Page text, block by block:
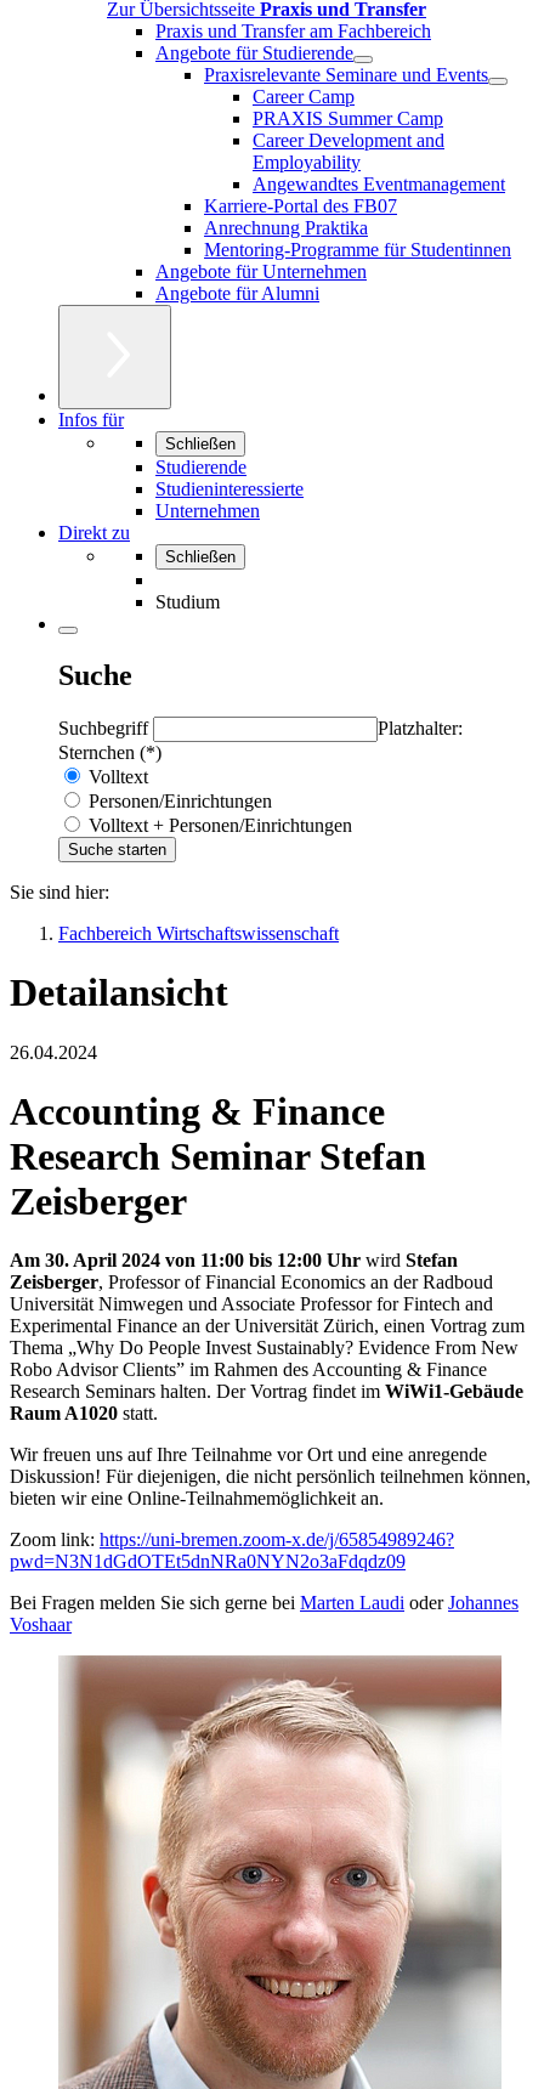
Zur Übersichtsseite Praxis und Transfer
Praxis und Transfer am Fachbereich
Angebote für Studierende
Praxisrelevante Seminare und Events
Career Camp
PRAXIS Summer Camp
Career Development and
Employability
Angewandtes Eventmanagement
Karriere-Portal des FB07
Anrechnung Praktika
Mentoring-Programme für Studentinnen
Angebote für Unternehmen
Angebote für Alumni
Infos für
Schließen
Studierende
Studieninteressierte
Unternehmen
Direkt zu
Schließen
Studium
Suche
Suchbegriff
Platzhalter:
Sternchen (*)
Volltext
Personen/Einrichtungen
Volltext + Personen/Einrichtungen
Sie sind hier:
Fachbereich Wirtschaftswissenschaft
Detailansicht
26.04.2024
Accounting & Finance
Research Seminar Stefan
Zeisberger
Am 30. April 2024 von 11:00 bis 12:00 Uhr wird Stefan
Zeisberger, Professor of Financial Economics an der Radboud
Universität Nimwegen und Associate Professor for Fintech and
Experimental Finance an der Universität Zürich, einen Vortrag zum
Thema „Why Do People Invest Sustainably? Evidence From New
Robo Advisor Clients” im Rahmen des Accounting & Finance
Research Seminars halten. Der Vortrag findet im WiWi1-Gebäude
Raum A1020 statt.
Wir freuen uns auf Ihre Teilnahme vor Ort und eine anregende
Diskussion! Für diejenigen, die nicht persönlich teilnehmen können,
bieten wir eine Online-Teilnahmemöglichkeit an.
Zoom link: https://uni-bremen.zoom-x.de/j/65854989246?
pwd=N3N1dGdOTEt5dnNRa0NYN2o3aFdqdz09
Bei Fragen melden Sie sich gerne bei Marten Laudi oderJohannes
Voshaar